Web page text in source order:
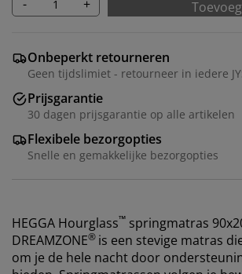
- +
Onbeperkt retourneren
Geen tijdslimiet - retourneer in iedere
Prijsgarantie
30 dagen prijsgarantie op alle artikelen
Flexibele bezorgopties
Snelle en gemakkelijke bezorgopties
HEGGA Hourglass™ springmatras
DREAMZONE® is een stevige matras
om je de hele nacht door